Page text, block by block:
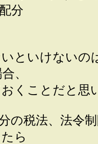
分
いけないの
、
ことだと思
税法、法令制
ら